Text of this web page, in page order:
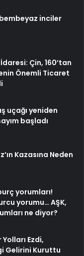
inciler
Çin, 160’tan
Önemli Ticaret
uçağı yeniden
başladı
Kazasına Neden
yorumları!
yorumu… AŞK,
ne diyor?
Ezdi,
Gelirini Kuruttu